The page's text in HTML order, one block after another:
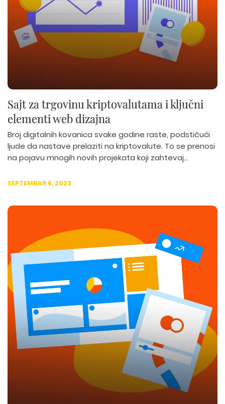
Sajt za trgovinu kriptovalutama i ključni
elementi web dizajna
Broj digitalnih kovanica svake godine raste, podstičući
ljude da nastave prelaziti na kriptovalute. To se prenosi
na pojavu mnogih novih projekata koji zahtevaj...
SEPTEMBAR 6, 2023